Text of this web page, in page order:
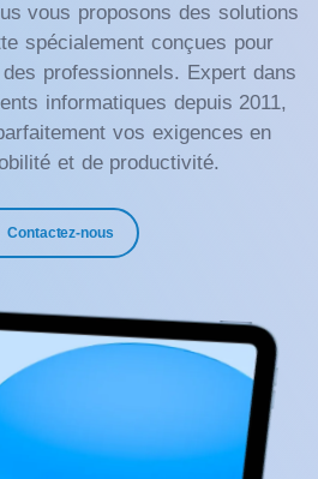
vous proposons des solutions
spécialement conçues pour
professionnels. Expert dans
informatiques depuis 2011,
vos exigences en
et de productivité.
Contactez-nous